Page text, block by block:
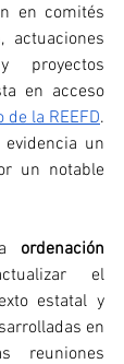
en comités
actuaciones
proyectos
en acceso
la REEFD.
un
un notable
ordenación
el
estatal y
en
reuniones